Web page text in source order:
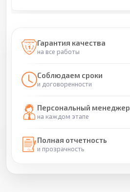
Гарантия качества
на все работы
Соблюдаем сроки
и договоренности
Персональный менеджер
на каждом этапе
Полная отчетность
и прозрачность